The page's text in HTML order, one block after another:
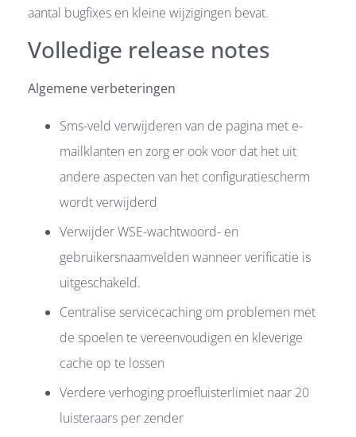
aantal bugfixes en kleine wijzigingen bevat.
Volledige release notes
Algemene verbeteringen
Sms-veld verwijderen van de pagina met e-
mailklanten en zorg er ook voor dat het uit
andere aspecten van het configuratiescherm
wordt verwijderd
Verwijder WSE-wachtwoord- en
gebruikersnaamvelden wanneer verificatie is
uitgeschakeld.
Centralise servicecaching om problemen met
de spoelen te vereenvoudigen en kleverige
cache op te lossen
Verdere verhoging proefluisterlimiet naar 20
luisteraars per zender